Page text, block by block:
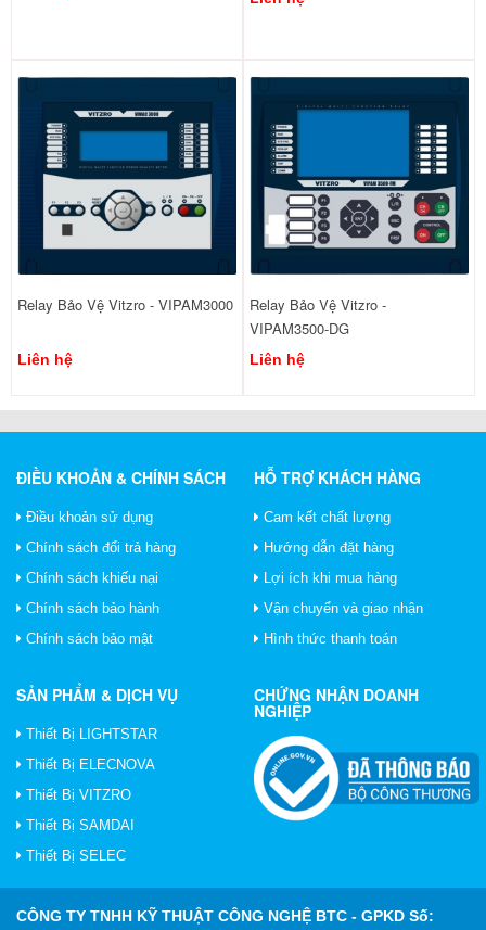
Relay Bảo Vệ Vitzro - VIPAM3000
Liên hệ
Relay Bảo Vệ Vitzro -
VIPAM3500-DG
Liên hệ
ĐIỀU KHOẢN & CHÍNH SÁCH
Điều khoản sử dụng
Chính sách đổi trả hàng
Chính sách khiếu nại
Chính sách bảo hành
Chính sách bảo mật
HỖ TRỢ KHÁCH HÀNG
Cam kết chất lượng
Hướng dẫn đặt hàng
Lợi ích khi mua hàng
Vận chuyển và giao nhận
Hình thức thanh toán
SẢN PHẨM & DỊCH VỤ
Thiết Bị LIGHTSTAR
Thiết Bị ELECNOVA
Thiết Bị VITZRO
Thiết Bị SAMDAI
Thiết Bị SELEC
CHỨNG NHẬN DOANH
NGHIỆP
CÔNG TY TNHH KỸ THUẬT CÔNG NGHỆ BTC - GPKD Số: